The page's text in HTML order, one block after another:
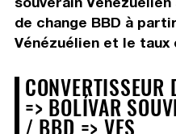
de change BBD à
Vénézuélien et le taux
=> BOLÍVAR
/ BBD => VES